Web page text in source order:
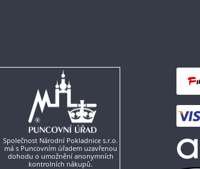
Společnost Národní Pokladnice s.r.o.
má s Puncovním úřadem uzavřenou
dohodu o umožnění anonymních
kontrolních nákupů.